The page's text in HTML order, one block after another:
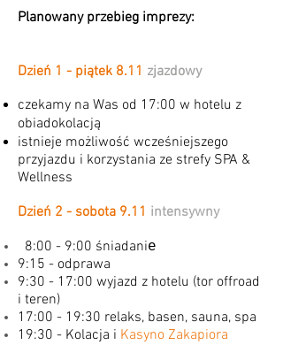
Planowany przebieg imprezy:
Dzień 1 - piątek 8.11 zjazdowy
​czekamy na Was od 17:00 w hotelu z
obiadokolacją
istnieje możliwość wcześniejszego
przyjazdu i korzystania ze strefy SPA &
Wellness
Dzień 2 - sobota 9.11 intensywny
8:00 - 9:00 śniadanie
9:15 - odprawa
9:30 - 17:00 wyjazd z hotelu (tor offroad
i teren)
17:00 - 19:30 relaks, basen, sauna, spa
19:30 - Kolacja i Kasyno Zakapiora